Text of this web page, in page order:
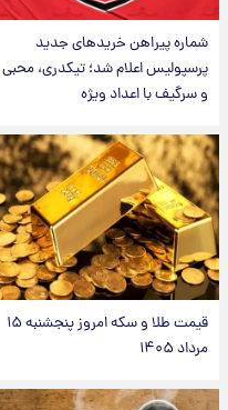
شماره پیراهن خریدهای جدید
پرسپولیس اعلام شد؛ تیکدری، محبی
و سرگیف با اعداد ویژه
قیمت طلا و سکه امروز پنجشنبه ۱۵
مرداد ۱۴۰۵